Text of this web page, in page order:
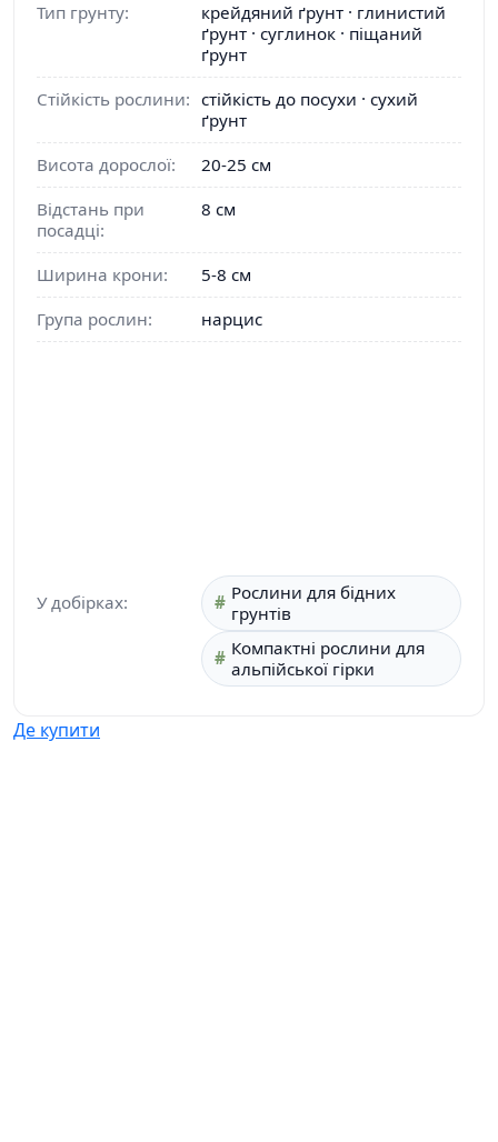
Тип грунту:
крейдяний ґрунт · глинистий
ґрунт · суглинок · піщаний
ґрунт
Стійкість рослини: стійкість до посухи · сухий
ґрунт
Висота дорослої:
20-25 см
Відстань при
посадці:
8 см
Ширина крони:
5-8 см
Група рослин:
нарцис
У добірках:
Рослини для бідних
грунтів
Компактні рослини для
альпійської гірки
Де купити